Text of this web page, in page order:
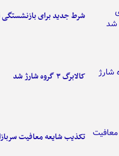
شرط جدید برای بازنشستگی
کالابرگ ۳ گروه شارژ شد
تکذیب شایعه معافیت